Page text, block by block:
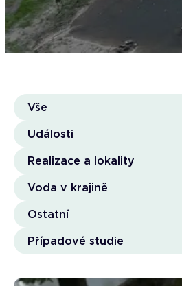
Vše
Události
Realizace a lokality
Voda v krajině
Ostatní
Případové studie